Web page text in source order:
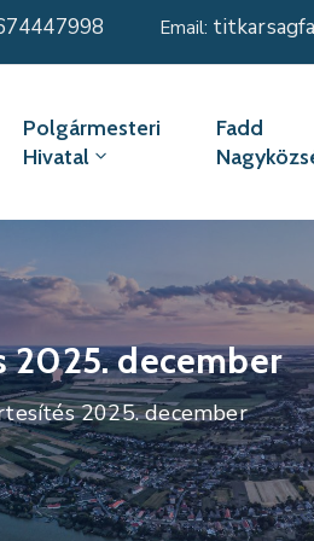
Email:
Polgármesteri
Hivatal
Fadd
2025. december
2025. december